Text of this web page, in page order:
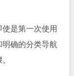
是第一次使用
确的分类导航